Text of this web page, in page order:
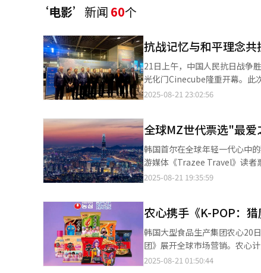
‘电影’ 新闻 60个
抗战记忆与和平理念
21日上午，中国人民抗日战争
光化门Cinecube隆重开幕。此
府纪念馆共同主办，中国驻韩国大使馆与中国电影资料
中韩两国国歌奏唱中正式拉开
民国光复的历史意义，强调历
试图歪曲二战历史，中韩两国及所有
长、金九先生之孙金扬在致辞
苦难与光荣一并传承给后代。
CMG亚太总站副站长廖丽也分
通。 开幕式特别安排了电影《南京照相馆》《东极岛》的预告片放映，同时，大韩民国临时政府纪念馆馆长金喜坤介
绍了临时政府在中国的斗争历
胜利之歌》的片段，将历史记忆生动呈现给观众。 此次影展为期一天。
《暗杀》《紫日》《风声》三
2025-08-21 23:02:56
全球MZ世代票选"最
韩国首尔在全球年轻一代心中
游媒体《Trazee Travel》读者
世代的首选城市。 今年迎来第十一届的The Trazees大奖由运营美国知名旅游杂志《Global Traveler》的
万美元，并且对旅行与文化体验的兴趣
斩获该奖项，进一步巩固在全
智慧旅游基础设施，以及作为国际
景的动画电影《K-POP：猎魔
元而独特的城市魅力。 首尔观光财团代表理事吉基演表示：“凭借K-POP等韩流文化的全球热度，加上首尔丰富的旅
2025-08-21 19:35:59
农心携手《K-POP：
韩国大型食品生产集团农心20
团》展开全球市场营销。农心
限量版包装产品，以此加强与全球粉丝的互动。 据悉，从本月底开始，农心
2025-08-21 01:50:44